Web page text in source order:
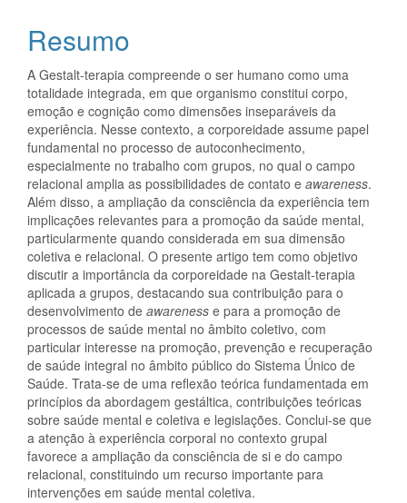
artigo
principal
Resumo
A Gestalt-terapia compreende o ser humano como uma
totalidade integrada, em que organismo constitui corpo,
emoção e cognição como dimensões inseparáveis da
experiência. Nesse contexto, a corporeidade assume papel
fundamental no processo de autoconhecimento,
especialmente no trabalho com grupos, no qual o campo
relacional amplia as possibilidades de contato e awareness.
Além disso, a ampliação da consciência da experiência tem
implicações relevantes para a promoção da saúde mental,
particularmente quando considerada em sua dimensão
coletiva e relacional. O presente artigo tem como objetivo
discutir a importância da corporeidade na Gestalt-terapia
aplicada a grupos, destacando sua contribuição para o
desenvolvimento de awareness e para a promoção de
processos de saúde mental no âmbito coletivo, com
particular interesse na promoção, prevenção e recuperação
de saúde integral no âmbito público do Sistema Único de
Saúde. Trata-se de uma reflexão teórica fundamentada em
princípios da abordagem gestáltica, contribuições teóricas
sobre saúde mental e coletiva e legislações. Conclui-se que
a atenção à experiência corporal no contexto grupal
favorece a ampliação da consciência de si e do campo
relacional, constituindo um recurso importante para
intervenções em saúde mental coletiva.